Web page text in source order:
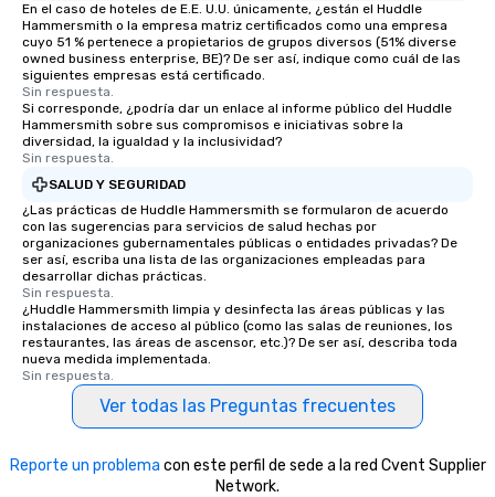
En el caso de hoteles de E.E. U.U. únicamente, ¿están el Huddle
Hammersmith o la empresa matriz certificados como una empresa
cuyo 51 % pertenece a propietarios de grupos diversos (51% diverse
owned business enterprise, BE)? De ser así, indique como cuál de las
siguientes empresas está certificado.
Sin respuesta.
Si corresponde, ¿podría dar un enlace al informe público del Huddle
Hammersmith sobre sus compromisos e iniciativas sobre la
diversidad, la igualdad y la inclusividad?
Sin respuesta.
SALUD Y SEGURIDAD
¿Las prácticas de Huddle Hammersmith se formularon de acuerdo
con las sugerencias para servicios de salud hechas por
organizaciones gubernamentales públicas o entidades privadas? De
ser así, escriba una lista de las organizaciones empleadas para
desarrollar dichas prácticas.
Sin respuesta.
¿Huddle Hammersmith limpia y desinfecta las áreas públicas y las
instalaciones de acceso al público (como las salas de reuniones, los
restaurantes, las áreas de ascensor, etc.)? De ser así, describa toda
nueva medida implementada.
Sin respuesta.
Ver todas las Preguntas frecuentes
Reporte un problema con este perfil de sede a la red Cvent Supplier
Network.